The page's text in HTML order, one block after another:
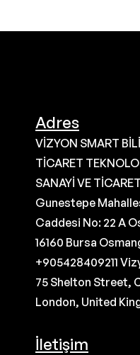
Adres
VİZYON SMART
TİCARET
SANAYİ VE
Gunestepe
Caddesi No: 22 A
16160 Bursa
+905428409211
75 Shelton Street,
London, United
İletişim